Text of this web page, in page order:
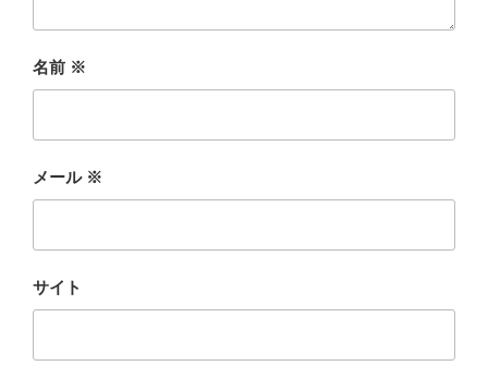
名前 ※
メール ※
サイト